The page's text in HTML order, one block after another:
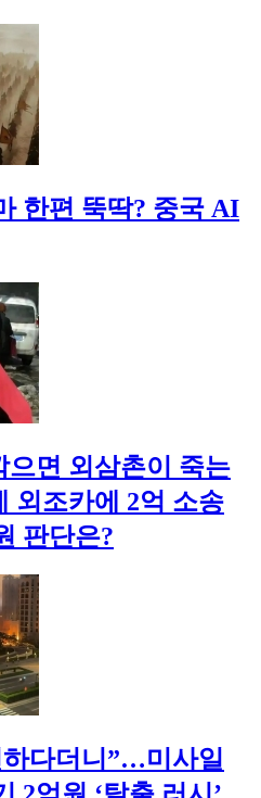
한편 뚝딱? 중국 AI
으면 외삼촌이 죽는
외조카에 2억 소송
판단은?
다더니”…미사일